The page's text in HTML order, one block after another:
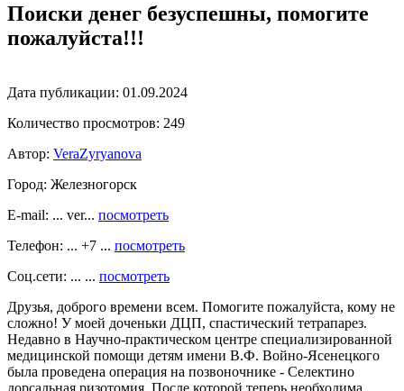
Поиски денег безуспешны, помогите
пожалуйста!!!
Дата публикации: 01.09.2024
Количество просмотров: 249
Автор: VeraZyryanova
Город: Железногорск
E-mail: ... ver... посмотреть
Телефон: ... +7 ... посмотреть
Соц.сети: ... ... посмотреть
Друзья, доброго времени всем. Помогите пожалуйста, кому не
сложно! У моей доченьки ДЦП, спастический тетрапарез.
Недавно в Научно-практическом центре специализированной
медицинской помощи детям имени В.Ф. Войно-Ясенецкого
была проведена операция на позвоночнике - Селектино
дорсальная ризотомия. После которой теперь необходима